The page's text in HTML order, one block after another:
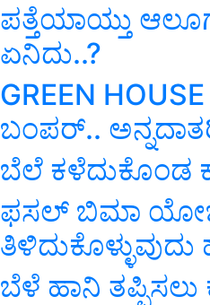
ಪತ್ತೆಯಾಯ್ತು
ಏನಿದು..?
GREEN
ಬಂಪರ್..
ಬೆಲೆ ಕಳೆದುಕೊಂಡ
ಫಸಲ್ ಬಿಮಾ
ತಿಳಿದುಕೊಳ್ಳುವುದು
ಬೆಳೆ ಹಾನಿ